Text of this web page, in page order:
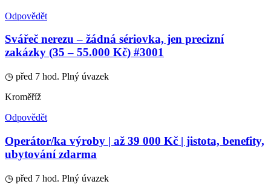
Odpovědět
Svářeč nerezu – žádná sériovka, jen precizní
zakázky (35 – 55.000 Kč) #3001
◷ před 7 hod. Plný úvazek
Kroměříž
Odpovědět
Operátor/ka výroby | až 39 000 Kč | jistota, benefity,
ubytování zdarma
◷ před 7 hod. Plný úvazek